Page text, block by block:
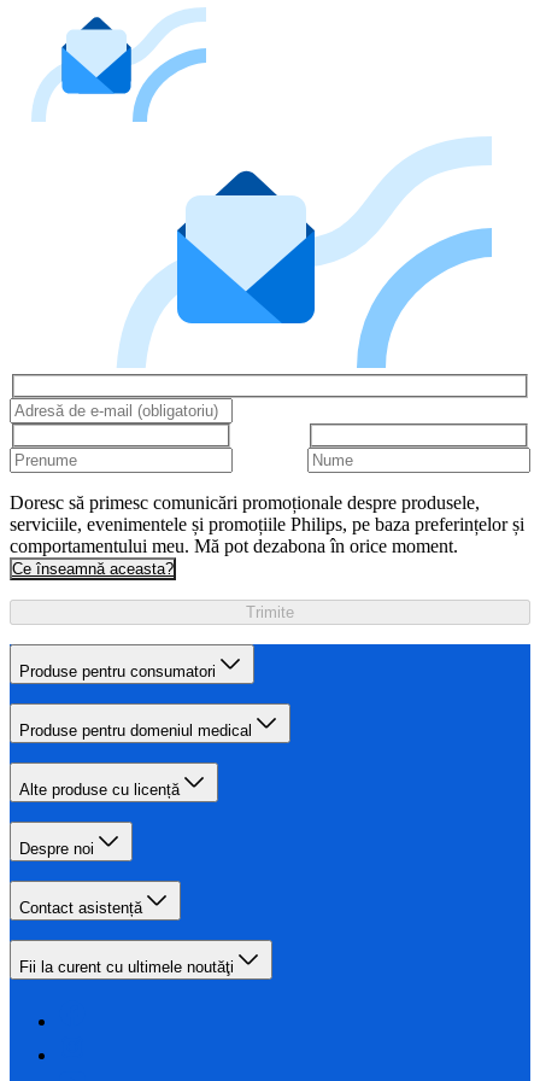
Doresc să primesc comunicări promoționale despre produsele,
serviciile, evenimentele și promoțiile Philips, pe baza preferințelor și
comportamentului meu. Mă pot dezabona în orice moment.
Ce înseamnă aceasta?
Trimite
Produse pentru consumatori
Produse pentru domeniul medical
Alte produse cu licență
Despre noi
Contact asistență
Fii la curent cu ultimele noutăţi